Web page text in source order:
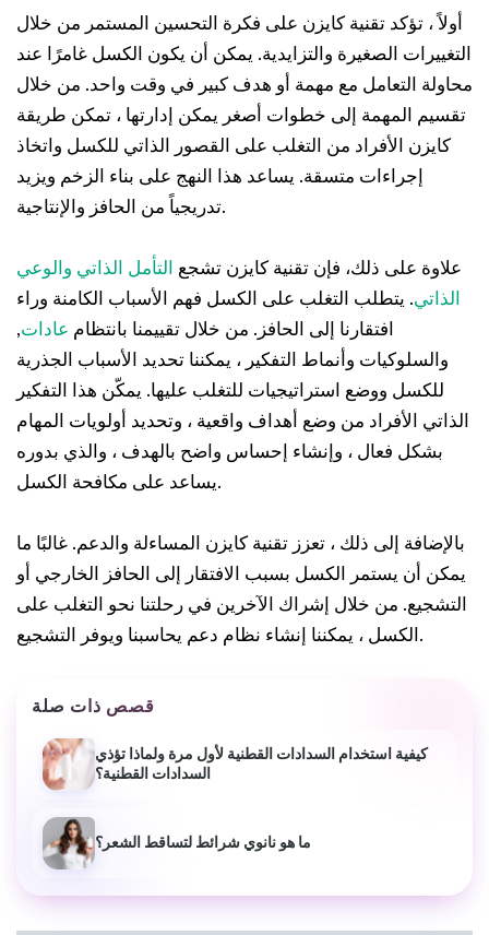
أولاً ، تؤكد تقنية كايزن على فكرة التحسين المستمر من خلال
التغييرات الصغيرة والتزايدية. يمكن أن يكون الكسل غامرًا عند
محاولة التعامل مع مهمة أو هدف كبير في وقت واحد. من خلال
تقسيم المهمة إلى خطوات أصغر يمكن إدارتها ، تمكن طريقة
كايزن الأفراد من التغلب على القصور الذاتي للكسل واتخاذ
إجراءات متسقة. يساعد هذا النهج على بناء الزخم ويزيد
تدريجياً من الحافز والإنتاجية.
علاوة على ذلك، فإن تقنية كايزن تشجع
التأمل الذاتي والوعي
الذاتي. يتطلب التغلب على الكسل فهم الأسباب الكامنة وراء
افتقارنا إلى الحافز. من خلال تقييمنا بانتظام عادات,
والسلوكيات وأنماط التفكير ، يمكننا تحديد الأسباب الجذرية
للكسل ووضع استراتيجيات للتغلب عليها. يمكّن هذا التفكير
الذاتي الأفراد من وضع أهداف واقعية ، وتحديد أولويات المهام
بشكل فعال ، وإنشاء إحساس واضح بالهدف ، والذي بدوره
يساعد على مكافحة الكسل.
بالإضافة إلى ذلك ، تعزز تقنية كايزن المساءلة والدعم. غالبًا ما
يمكن أن يستمر الكسل بسبب الافتقار إلى الحافز الخارجي أو
التشجيع. من خلال إشراك الآخرين في رحلتنا نحو التغلب على
الكسل ، يمكننا إنشاء نظام دعم يحاسبنا ويوفر التشجيع.
قصص ذات صلة
كيفية استخدام السدادات القطنية لأول مرة ولماذا تؤذي
السدادات القطنية؟
ما هو نانوي شرائط لتساقط الشعر؟